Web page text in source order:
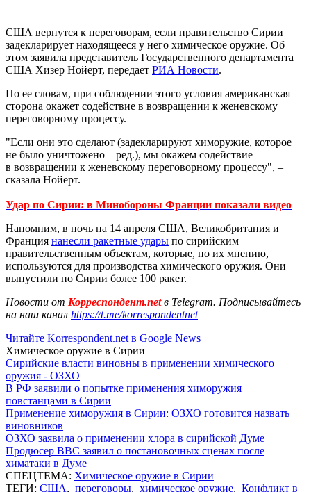
США вернутся к переговорам, если правительство Сирии
задекларирует находящееся у него химическое оружие. Об
этом заявила представитель Государственного департамента
США Хизер Нойерт, передает РИА Новости.
По ее словам, при соблюдении этого условия американская
сторона окажет содействие в возвращении к женевскому
переговорному процессу.
"Если они это сделают (задекларируют химоружие, которое
не было уничтожено – ред.), мы окажем содействие
в возвращении к женевскому переговорному процессу", –
сказала Нойерт.
Удар по Сирии: в Минобороны Франции показали видео
Напомним, в ночь на 14 апреля США, Великобритания и
Франция нанесли ракетные удары по сирийским
правительственным объектам, которые, по их мнению,
используются для производства химического оружия. Они
выпустили по Сирии более 100 ракет.
Новости от Корреспондент.netв Telegram. Подписывайтесь
на наш канал https://t.me/korrespondentnet
Читайте Korrespondent.net в Google News
Химическое оружие в Сирии
Сирийские власти виновны в применении химического
оружия - ОЗХО
В РФ заявили о попытке применения химоружия
повстанцами в Сирии
Применение химоружия в Сирии: ОЗХО готовится назвать
виновников
ОЗХО заявила о применении хлора в сирийской Думе
Продюсер BBC заявил о постановочных сценах после
химатаки в Думе
СПЕЦТЕМА: Химическое оружие в Сирии
ТЕГИ: США, переговоры, химическое оружие, Конфликт в